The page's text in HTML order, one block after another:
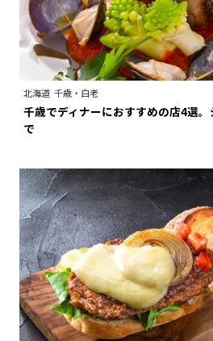
北海道 千歳・白老
千歳でディナーにおすすめの店4選
で